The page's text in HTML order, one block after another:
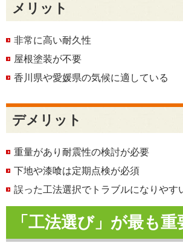
メリット
非常に高い耐久性
屋根塗装が不要
香川県や愛媛県の気候に適している
デメリット
重量があり耐震性の検討が必要
下地や漆喰は定期点検が必須
誤った工法選択でトラブルになりやす
「工法選び」が最も重